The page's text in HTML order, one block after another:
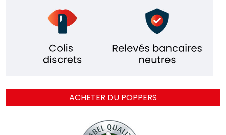
ACHETER DU POPPERS